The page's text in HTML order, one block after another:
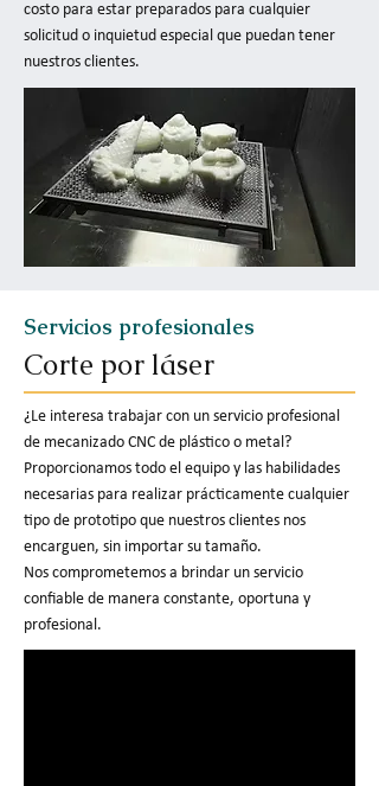
costo para estar preparados para cualquier
solicitud o inquietud especial que puedan tener
nuestros clientes.
Servicios profesionales
Corte por láser
¿Le interesa trabajar con un servicio profesional
de mecanizado CNC de plástico o metal?
Proporcionamos todo el equipo y las habilidades
necesarias para realizar prácticamente cualquier
tipo de prototipo que nuestros clientes nos
encarguen, sin importar su tamaño.
Nos comprometemos a brindar un servicio
confiable de manera constante, oportuna y
profesional.